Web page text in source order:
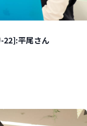
22]:平尾さん